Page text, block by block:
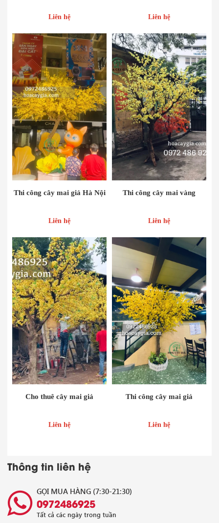
Liên hệ Liên hệ
Thi công cây mai giả Hà Nội
Liên hệ
Thi công cây mai vàng
Liên hệ
Cho thuê cây mai giả
Liên hệ
Thi công cây mai giả
Liên hệ
Thông tin liên hệ
GỌI MUA HÀNG (7:30-21:30)
0972486925
Tất cả các ngày trong tuần